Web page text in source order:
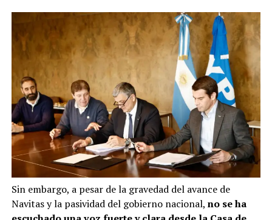
Sin embargo, a pesar de la gravedad del avance de
Navitas y la pasividad del gobierno nacional, no se ha